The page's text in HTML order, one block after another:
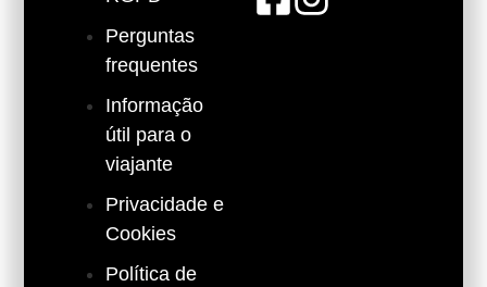
Perguntas
frequentes
Informação
útil para o
viajante
Privacidade e
Cookies
Política de